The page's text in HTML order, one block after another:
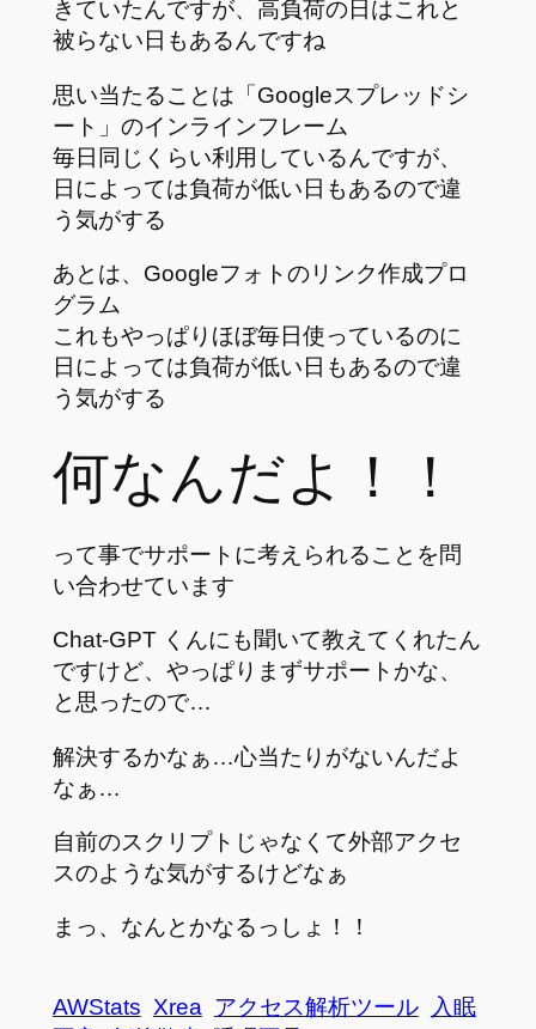
きていたんですが、高負荷の日はこれと
被らない日もあるんですね
思い当たることは「Googleスプレッドシ
ート」のインラインフレーム
毎日同じくらい利用しているんですが、
日によっては負荷が低い日もあるので違
う気がする
あとは、Googleフォトのリンク作成プロ
グラム
これもやっぱりほぼ毎日使っているのに
日によっては負荷が低い日もあるので違
う気がする
何なんだよ！！
って事でサポートに考えられることを問
い合わせています
Chat-GPT くんにも聞いて教えてくれたん
ですけど、やっぱりまずサポートかな、
と思ったので…
解決するかなぁ…心当たりがないんだよ
なぁ…
自前のスクリプトじゃなくて外部アクセ
スのような気がするけどなぁ
まっ、なんとかなるっしょ！！
AWStats Xrea アクセス解析ツール
入眠